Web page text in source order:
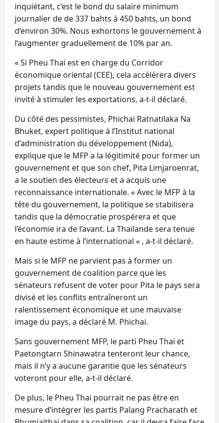
inquiétant, c’est le bond du salaire minimum
journalier de de 337 bahts à 450 bahts, un bond
d’environ 30%. Nous exhortons le gouvernement à
l’augmenter graduellement de 10% par an.
« Si Pheu Thai est en charge du Corridor
économique oriental (CEE), cela accélérera divers
projets tandis que le nouveau gouvernement est
invité à stimuler les exportations, a-t-il déclaré.
Du côté des pessimistes, Phichai Ratnatilaka Na
Bhuket, expert politique à l’Institut national
d’administration du développement (Nida),
explique que le MFP a la légitimité pour former un
gouvernement et que son chef, Pita Limjaroenrat,
a le soutien des électeurs et a acquis une
reconnaissance internationale. « Avec le MFP à la
tête du gouvernement, la politique se stabilisera
tandis que la démocratie prospérera et que
l’économie ira de l’avant. La Thaïlande sera tenue
en haute estime à l’international « , a-t-il déclaré.
Mais si le MFP ne parvient pas à former un
gouvernement de coalition parce que les
sénateurs refusent de voter pour Pita le pays sera
divisé et les conflits entraîneront un
ralentissement économique et une mauvaise
image du pays, a déclaré M. Phichai.
Sans gouvernement MFP, le parti Pheu Thai et
Paetongtarn Shinawatra tenteront leur chance,
mais il n’y a aucune garantie que les sénateurs
voteront pour elle, a-t-il déclaré.
De plus, le Pheu Thai pourrait ne pas être en
mesure d’intégrer les partis Palang Pracharath et